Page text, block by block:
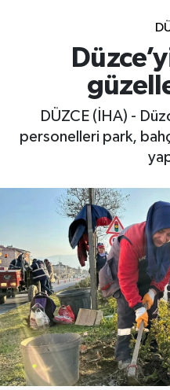
DÜZCE (İHA) -
personelleri park,